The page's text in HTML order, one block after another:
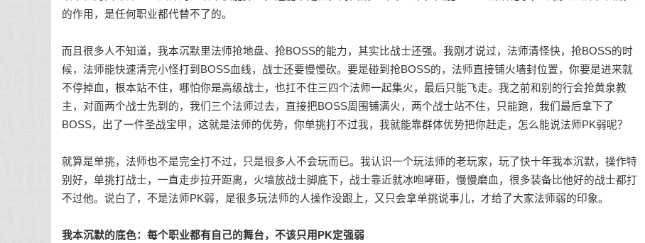
的作用，是任何职业都代替不了的。
而且很多人不知道，我本沉默里法师抢地盘、抢BOSS的能力，其实比战士还强。我刚才说过，法师清怪快，抢BOSS的时
候，法师能快速清完小怪打到BOSS血线，战士还要慢慢砍。要是碰到抢BOSS的，法师直接铺火墙封位置，你要是进来就
不停掉血，根本站不住，哪怕你是高级战士，也扛不住三四个法师一起集火，最后只能飞走。我之前和别的行会抢黄泉教
主，对面两个战士先到的，我们三个法师过去，直接把BOSS周围铺满火，两个战士站不住，只能跑，我们最后拿下了
BOSS，出了一件圣战宝甲，这就是法师的优势，你单挑打不过我，我就能靠群体优势把你赶走，怎么能说法师PK弱呢？
就算是单挑，法师也不是完全打不过，只是很多人不会玩而已。我认识一个玩法师的老玩家，玩了快十年我本沉默，操作特
别好，单挑打战士，一直走步拉开距离，火墙放战士脚底下，战士靠近就冰咆哮砸，慢慢磨血，很多装备比他好的战士都打
不过他。说白了，不是法师PK弱，是很多玩法师的人操作没跟上，又只会拿单挑说事儿，才给了大家法师弱的印象。
我本沉默的底色：每个职业都有自己的舞台，不该只用PK定强弱